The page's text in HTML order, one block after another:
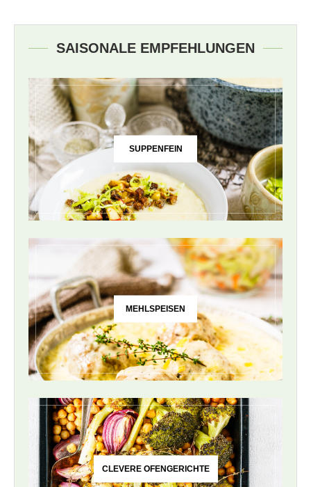
SAISONALE EMPFEHLUNGEN
SUPPENFEIN
MEHLSPEISEN
CLEVERE OFENGERICHTE